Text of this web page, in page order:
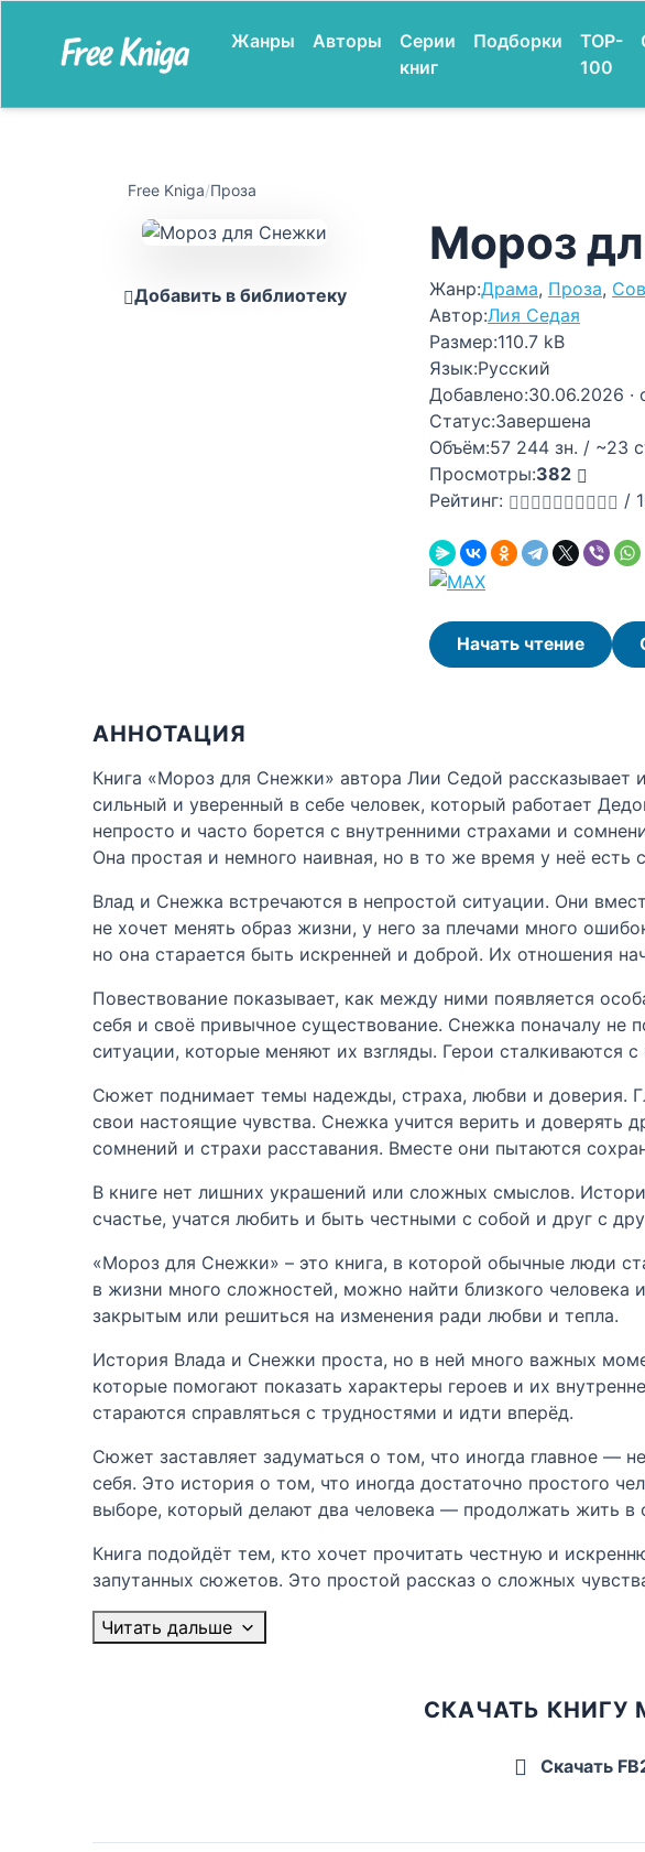
Жанры Авторы
Серии
книг
Подборки
TOP-
100
Free Kniga/Проза
Добавить в библиотеку
Мороз
Жанр:Драма, Проза,
Автор:Лия Седая
Размер:110.7 kB
Язык:Русский
Добавлено:30.06.2026 ·
Статус:Завершена
Объём:57 244 зн. / ~23
Просмотры:382
Рейтинг:
/
Начать чтение
АННОТАЦИЯ
Книга «Мороз для Снежки» автора Лии Седой
сильный и уверенный в себе человек, который работает
непросто и часто борется с внутренними страхами и
Она простая и немного наивная, но в то же время у неё есть
Влад и Снежка встречаются в непростой ситуации. Они
не хочет менять образ жизни, у него за плечами много
но она старается быть искренней и доброй. Их отношения
Повествование показывает, как между ними появляется
себя и своё привычное существование. Снежка поначалу не
ситуации, которые меняют их взгляды. Герои
Сюжет поднимает темы надежды, страха, любви и доверия.
свои настоящие чувства. Снежка учится верить и доверять
сомнений и страхи расставания. Вместе они пытаются
В книге нет лишних украшений или сложных смыслов.
счастье, учатся любить и быть честными с собой и друг с
«Мороз для Снежки» – это книга, в которой обычные люди
в жизни много сложностей, можно найти близкого
закрытым или решиться на изменения ради любви и тепла.
История Влада и Снежки проста, но в ней много важных
которые помогают показать характеры героев и их
стараются справляться с трудностями и идти вперёд.
Сюжет заставляет задуматься о том, что иногда главное —
себя. Это история о том, что иногда достаточно простого
выборе, который делают два человека — продолжать жить в
Книга подойдёт тем, кто хочет прочитать честную и
запутанных сюжетов. Это простой рассказ о сложных
Читать дальше
СКАЧАТЬ КНИГУ
Скачать